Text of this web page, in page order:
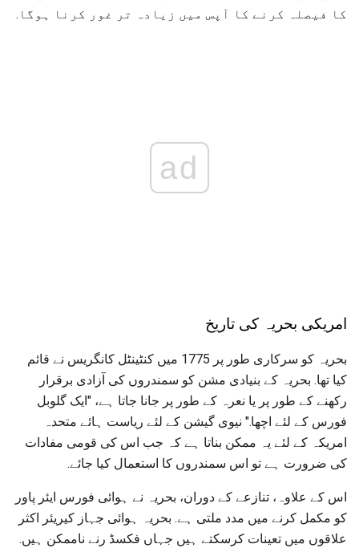
کا فیصلہ کرنے کا آپس میں زیادہ تر غور کرنا ہوگا.
ad
امریکی بحریہ کی تاریخ
بحریہ کو سرکاری طور پر 1775 میں کنٹینٹل کانگریس نے قائم
کیا تھا. بحریہ کے بنیادی مشن کو سمندروں کی آزادی برقرار
رکھنے کے طور پر یا نعرہ کے طور پر جانا جاتا ہے، "ایک گلوبل
فورس کے لئے اچھا." نیوی گیشن کے لئے ریاست ہائے متحدہ
امریکہ کے لئے یہ ممکن بناتا ہے کہ جب اس کی قومی مفادات
کی ضرورت ہے تو اس سمندروں کا استعمال کیا جائے.
اس کے علاوہ، تنازعے کے دوران، بحریہ نے ہوائی فورس ایئر پاور
کو مکمل کرنے میں مدد ملتی ہے. بحریہ ہوائی جہاز کیریئر اکثر
علاقوں میں تعینات کرسکتے ہیں جہاں فکسڈ رنے ناممکن ہیں.